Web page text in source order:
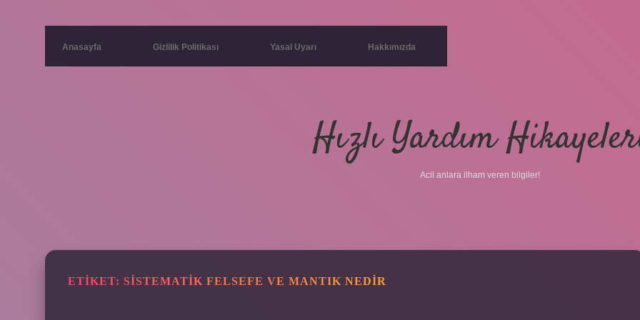
Anasayfa Gizlilik Politikası Yasal Uyarı Hakkımızda
Hızlı Yardım
Acil anlara ilham veren bilgiler!
ETIKET: SISTEMATIK FELSEFE VE MANTIK NEDIR